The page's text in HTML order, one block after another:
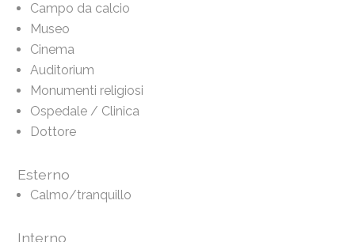
Campo da calcio
Museo
Cinema
Auditorium
Monumenti religiosi
Ospedale / Clinica
Dottore
Esterno
Calmo/tranquillo
Interno